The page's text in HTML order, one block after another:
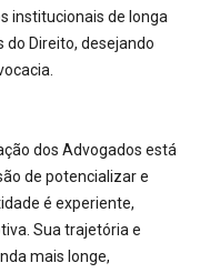
institucionais de longa
Direito, desejando
dos Advogados está
de potencializar e
é experiente,
Sua trajetória e
mais longe,